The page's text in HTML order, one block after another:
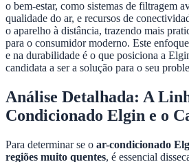
o bem-estar, como sistemas de filtragem
qualidade do ar, e recursos de
o aparelho à distância, trazendo mais
para o consumidor moderno. Este
e na durabilidade é o que posiciona a
candidata a ser a solução para o seu
Análise Detalhada: A
Condicionado Elgin e o
Para determinar se o ar-condicionado
regiões muito quentes, é essencial